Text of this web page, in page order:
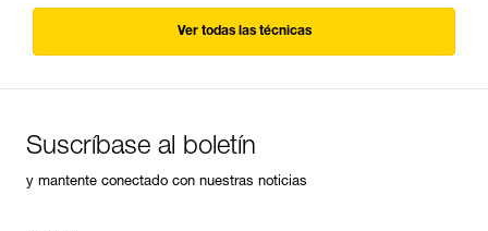
Ver todas las técnicas
Suscríbase al boletín
y mantente conectado con nuestras noticias